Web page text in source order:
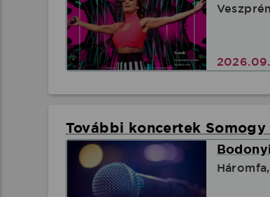
További koncertek